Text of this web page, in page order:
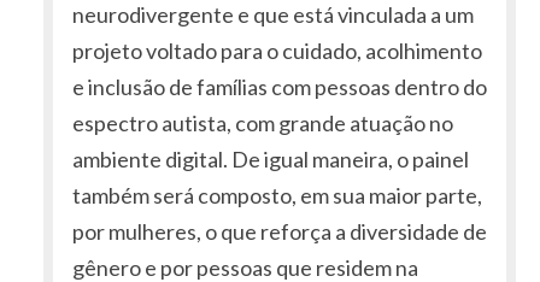
neurodivergente e que está vinculada a um
projeto voltado para o cuidado, acolhimento
e inclusão de famílias com pessoas dentro do
espectro autista, com grande atuação no
ambiente digital. De igual maneira, o painel
também será composto, em sua maior parte,
por mulheres, o que reforça a diversidade de
gênero e por pessoas que residem na